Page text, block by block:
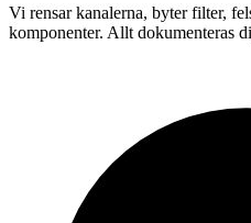
Vi rensar kanalerna, byter filter,
komponenter. Allt dokumenteras